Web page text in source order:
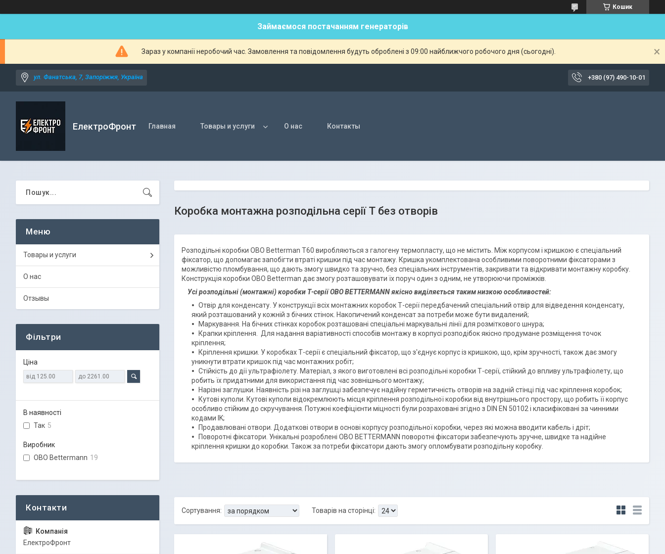
Кошик
Займаємося постачанням генераторів
Зараз у компанії неробочий час. Замовлення та повідомлення будуть оброблені з 09:00 найближчого робочого дня (сьогодні).
ул. Фанатська, 7, Запоріжжя, Україна +380 (97) 490-10-01
ЕлектроФронт Главная Товары и услуги О нас Контакты
Коробка монтажна розподільна серії Т без отворів
Розподільні коробки ОВО Betterman T60 виробляються з галогену термопласту, що не містить. Між корпусом і кришкою є спеціальний
фіксатор, що допомагає запобігти втраті кришки під час монтажу. Кришка укомплектована особливими поворотними фіксаторами з
можливістю пломбування, що дають змогу швидко та зручно, без спеціальних інструментів, закривати та відкривати монтажну коробку.
Конструкція коробки ОВО Betterman дає змогу розташовувати їх поруч один з одним, не утворюючи проміжків.
Усі розподільні (монтажні) коробки Т-серії OBO BETTERMANN якісно виділяється таким низкою особливостей:
Отвір для конденсату. У конструкції всіх монтажних коробок Т-серії передбачений спеціальний отвір для відведення конденсату,
який розташований у кожній з бічних стінок. Накопичений конденсат за потреби може бути видалений;
Маркування. На бічних стінках коробок розташовані спеціальні маркувальні лінії для розміткового шнура;
Крапки кріплення. Для надання варіативності способів монтажу в корпусі розподібок якісно продумане розміщення точок
кріплення;
Кріплення кришки. У коробках Т-серії є спеціальний фіксатор, що з'єднує корпус із кришкою, що, крім зручності, також дає змогу
уникнути втрати кришок під час монтажних робіт;
Стійкість до дії ультрафіолету. Матеріал, з якого виготовлені всі розподільні коробки Т-серії, стійкий до впливу ультрафіолету, що
робить їх придатними для використання під час зовнішнього монтажу;
Нарізні заглушки. Наявність різі на заглушці забезпечує надійну герметичність отворів на задній стінці під час кріплення коробок;
Кутові куполи. Кутові куполи відокремлюють місця кріплення розподільної коробки від внутрішнього простору, що робить її корпус
особливо стійким до скручування. Потужні коефіцієнти міцності були розраховані згідно з DIN EN 50102 і класифіковані за чинними
кодами IK;
Продавлювані отвори. Додаткові отвори в основі корпусу розподільної коробки, через які можна вводити кабель і дріт;
Поворотні фіксатори. Унікальні розроблені OBO BETTERMANN поворотні фіксатори забезпечують зручне, швидке та надійне
кріплення кришки до коробки. Також за потреби фіксатори дають змогу опломбувати розподільну коробку.
Товары и услуги
О нас
Отзывы
Фільтри
Ціна
В наявності
Так 5
Виробник
OBO Bettermann 19
ЕлектроФронт